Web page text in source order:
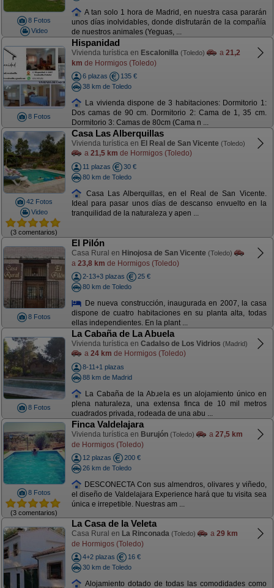
8 Fotos
Video
A tan solo 1 hora de Madrid, en nuestra casa pararán
unos días inolvidables, donde disfrutarán de la compañía
de nuestros animales (Yeguas, ...
8 Fotos
Hispanidad
Vivienda turística en Escalonilla (Toledo) a 21,2
km de Hormigos (Toledo)
6 plazas
135 €
38 km de Toledo
La vivienda dispone de 3 habitaciones: Dormitorio 1:
Dos camas de 90 cm. Dormitorio 2: Cama de 1, 35 cm.
Dormitorio 3: Camas de 80cm (Cama n ...
42 Fotos
Video
(3 comentarios)
Casa Las Alberquillas
Vivienda turística en El Real de San Vicente (Toledo)
a 21,5 km de Hormigos (Toledo)
11 plazas
30 €
80 km de Toledo
Casa Las Alberquillas, en el Real de San Vicente.
Ideal para pasar unos días de descanso envuelto en la
tranquilidad de la naturaleza y apen ...
8 Fotos
El Pilón
Casa Rural en Hinojosa de San Vicente (Toledo)
a 23,8 km de Hormigos (Toledo)
2-13+3 plazas
25 €
80 km de Toledo
De nueva construcción, inaugurada en 2007, la casa
dispone de cuatro habitaciones en su planta alta, todas
ellas independientes. En la plant ...
8 Fotos
La Cabaña de La Abuela
Vivienda turística en Cadalso de Los Vidrios (Madrid)
a 24 km de Hormigos (Toledo)
8-11+1 plazas
88 km de Madrid
La Cabaña de la Abuela es un alojamiento único en
plena naturaleza, una extensa finca de 10 mil metros
cuadrados privada, rodeada de una abu ...
8 Fotos
(3 comentarios)
Finca Valdelajara
Vivienda turística en Burujón (Toledo) a 27,5 km
de Hormigos (Toledo)
12 plazas
200 €
26 km de Toledo
DESCONECTA Con sus almendros, olivares y viñedo,
el diseño de Valdelajara Experience hará que tu visita sea
única e irrepetible. Nuestras am ...
La Casa de la Veleta
Casa Rural en La Rinconada (Toledo) a 29 km
de Hormigos (Toledo)
4+2 plazas
16 €
30 km de Toledo
Alojamiento dotado de todas las comodidades como